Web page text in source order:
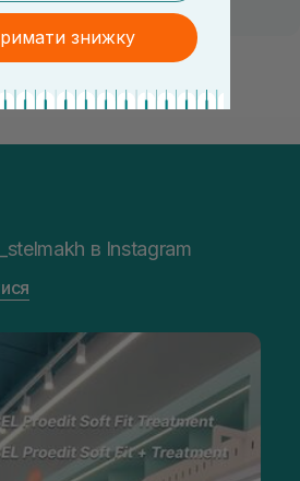
в Instagram
знижку